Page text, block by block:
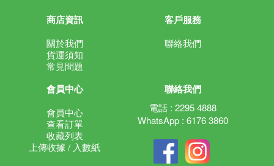
商店資訊
關於我們
貨運須知
常見問題
客戶服務
聯絡我們
會員中心
會員中心
查看訂單
收藏列表
上傳收據 / 入數紙
聯絡我們
電話 : 2295 4888
WhatsApp : 6176 3860